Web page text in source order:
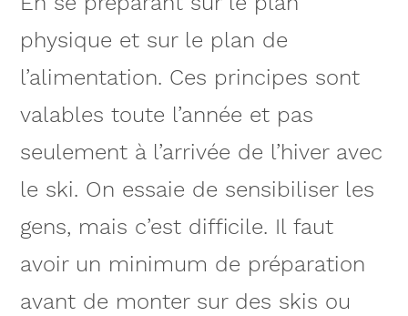
physique et sur le plan de
l’alimentation. Ces principes sont
valables toute l’année et pas
seulement à l’arrivée de l’hiver avec
le ski. On essaie de sensibiliser les
gens, mais c’est difficile. Il faut
avoir un minimum de préparation
avant de monter sur des skis ou